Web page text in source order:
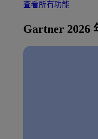
查看所有功能
Gartner 2026